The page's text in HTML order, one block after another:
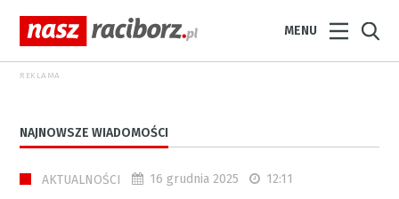
MENU
REKLAMA
NAJNOWSZE WIADOMOŚCI
AKTUALNOŚCI 16 grudnia 2025 12:11